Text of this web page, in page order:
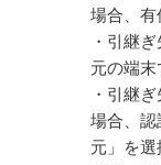
場合、
・引継
元の端
・引継
場合、
元」を